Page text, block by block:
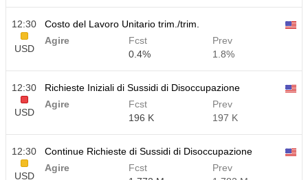
12:30
USD
Costo del Lavoro Unitario trim./trim.
Agire
Fcst
0.4%
Prev
1.8%
12:30
USD
Richieste Iniziali di Sussidi di Disoccupazione
Agire
Fcst
196 K
Prev
197 K
12:30
USD
Continue Richieste di Sussidi di Disoccupazione
Agire
Fcst
Prev